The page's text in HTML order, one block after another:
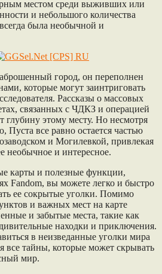
местом среди выживших или
и небольшого количества
была необычной и
город, он переполнен
которые могут заинтриговать
Рассказы о массовых
связанных с ЧДКЗ и операцией
глубину этому месту. Но несмотря
все равно остается частью
и Могилевкой, привлекая
необычное и интересное.
карты и полезные функции,
Fandom, вы можете легко и быстро
ее сокрытые уголки. Помимо
и важных мест на карте
и забытые места, такие как
находки и приключения.
в неизведанные уголки мира
все тайны, которые может скрывать
мир.